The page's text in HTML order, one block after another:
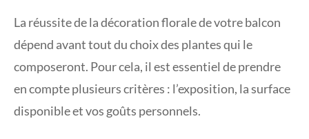
La réussite de la décoration florale de votre balcon
dépend avant tout du choix des plantes qui le
composeront. Pour cela, il est essentiel de prendre
en compte plusieurs critères : l’exposition, la surface
disponible et vos goûts personnels.